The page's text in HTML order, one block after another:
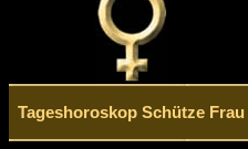
Tageshoroskop Schütze Frau